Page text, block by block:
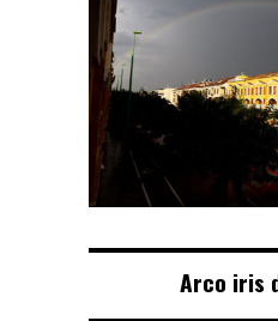
Arco iris